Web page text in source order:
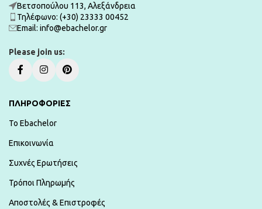
Βετσοπούλου 113, Αλεξάνδρεια
Τηλέφωνο: (+30) 23333 00452
Εmail: info@ebachelor.gr
Please join us:
ΠΛΗΡΟΦΟΡΙΕΣ
To Ebachelor
Επικοινωνία
Συχνές Ερωτήσεις
Τρόποι Πληρωμής
Αποστολές & Επιστροφές